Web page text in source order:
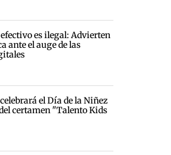
es ilegal: Advierten
ante el auge de las
el Día de la Niñez
certamen "Talento Kids